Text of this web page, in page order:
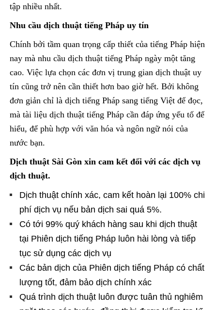
tập nhiều nhất.
Nhu cầu dịch thuật tiếng Pháp uy tín
Chính bởi tầm quan trọng cấp thiết của tiếng Pháp hiện
nay mà nhu cầu dịch thuật tiếng Pháp ngày một tăng
cao. Việc lựa chọn các đơn vị trung gian dịch thuật uy
tín cũng trở nên cần thiết hơn bao giờ hết. Bởi không
đơn giản chỉ là dịch tiếng Pháp sang tiếng Việt để đọc,
mà tài liệu dịch thuật tiếng Pháp cần đáp ứng yếu tố để
hiểu, để phù hợp với văn hóa và ngôn ngữ nói của
nước bạn.
Dịch thuật Sài Gòn xin cam kết đối với các dịch vụ
dịch thuật.
Dịch thuật chính xác, cam kết hoàn lại 100% chi
phí dịch vụ nếu bản dịch sai quá 5%.
Có tới 99% quý khách hàng sau khi dịch thuật
tại Phiên dịch tiếng Pháp luôn hài lòng và tiếp
tục sử dụng các dịch vụ
Các bản dịch của Phiên dịch tiếng Pháp có chất
lượng tốt, đảm bảo dịch chính xác
Quá trình dịch thuật luôn được tuân thủ nghiêm